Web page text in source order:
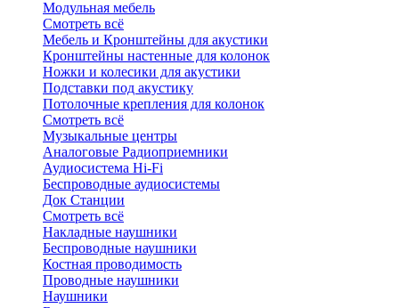
Модульная мебель
Смотреть всё
Мебель и Кронштейны для акустики
Кронштейны настенные для колонок
Ножки и колесики для акустики
Подставки под акустику
Потолочные крепления для колонок
Смотреть всё
Музыкальные центры
Аналоговые Радиоприемники
Аудиосистема Hi-Fi
Беспроводные аудиосистемы
Док Станции
Смотреть всё
Накладные наушники
Беспроводные наушники
Костная проводимость
Проводные наушники
Наушники